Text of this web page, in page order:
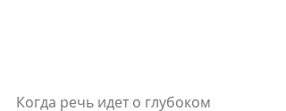
Когда речь идет о глубоком